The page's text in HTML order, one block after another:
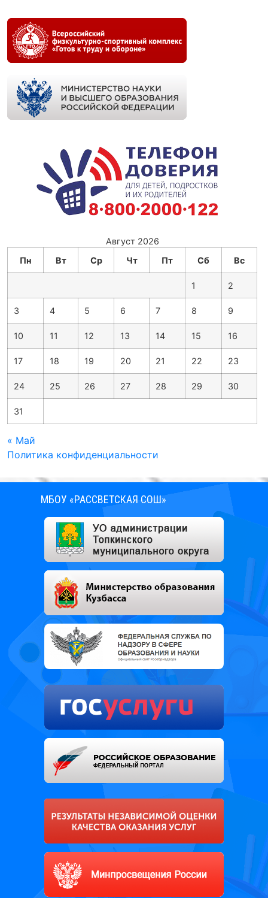
Август 2026
Пн
Вт Ср Чт Пт Сб Вс
1 2
3 4 5 6 7 8 9
10 11 12 13 14 15 16
17 18 19 20 21 22 23
24 25 26 27 28 29 30
31
« Май
Политика конфиденциальности
МБОУ «РАССВЕТСКАЯ СОШ»